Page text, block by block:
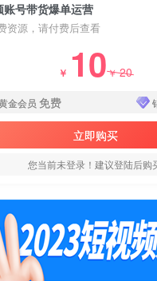
号带货爆单运营
资源，请付费后查看
￥ 10￥20
金会员 免费
立即购买
您当前未登录！建议登陆后购